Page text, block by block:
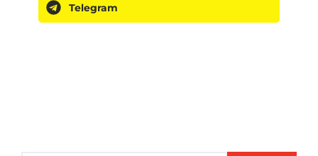
Telegram